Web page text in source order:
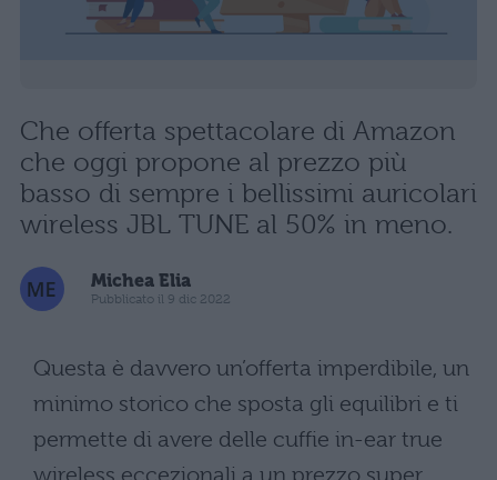
Che offerta spettacolare di Amazon
che oggi propone al prezzo più
basso di sempre i bellissimi auricolari
wireless JBL TUNE al 50% in meno.
Michea Elia
Pubblicato il 9 dic 2022
Questa è davvero un’offerta imperdibile, un
minimo storico che sposta gli equilibri e ti
permette di avere delle cuffie in-ear true
wireless eccezionali a un prezzo super